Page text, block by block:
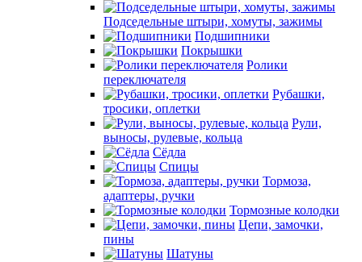
Подседельные штыри, хомуты, зажимы
Подшипники
Покрышки
Ролики
переключателя
Рубашки,
тросики, оплетки
Рули,
выносы, рулевые, кольца
Сёдла
Спицы
Тормоза,
адаптеры, ручки
Тормозные колодки
Цепи, замочки,
пины
Шатуны